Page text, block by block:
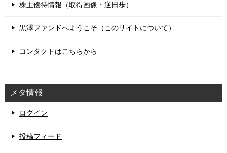
株主優待情報（取得画像・逆日歩）
黒澤ファンドへようこそ（このサイトについて）
コンタクトはこちらから
メタ情報
ログイン
投稿フィード